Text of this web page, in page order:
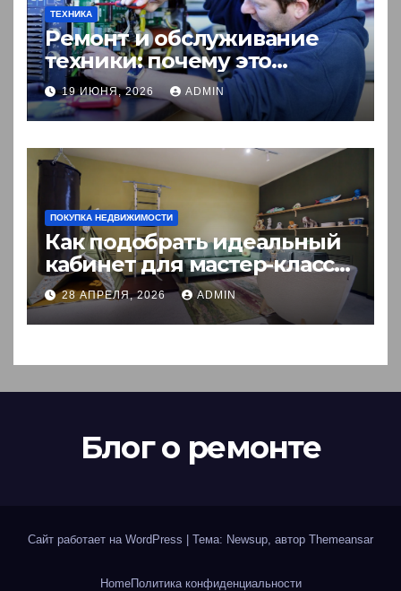
ТЕХНИКА
Ремонт и обслуживание
техники: почему это
выгоднее покупки новой?
19 ИЮНЯ, 2026 ADMIN
ПОКУПКА НЕДВИЖИМОСТИ
Как подобрать идеальный
кабинет для мастер-класса:
пошаговый гид
28 АПРЕЛЯ, 2026 ADMIN
Блог о ремонте
Сайт работает на WordPress Тема: Newsup, автор Themeansar
HomeПолитика конфиденциальности